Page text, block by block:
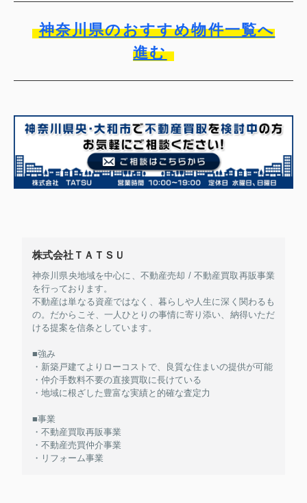
神奈川県のおすすめ物件一覧へ
進む
株式会社ＴＡＴＳＵ
神奈川県央地域を中心に、不動産売却 / 不動産買取再販事業
を行っております。
不動産は単なる資産ではなく、暮らしや人生に深く関わるも
の。だからこそ、一人ひとりの事情に寄り添い、納得いただ
ける提案を信条としています。
■強み
・新築戸建てよりローコストで、良質な住まいの提供が可能
・仲介手数料不要の直接買取に長けている
・地域に根ざした豊富な実績と的確な査定力
■事業
・不動産買取再販事業
・不動産売買仲介事業
・リフォーム事業